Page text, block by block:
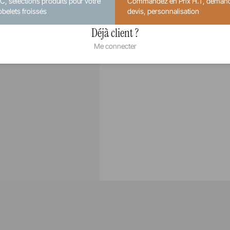
froissés
devis, personnalisation
Déjà client ?
Me connecter